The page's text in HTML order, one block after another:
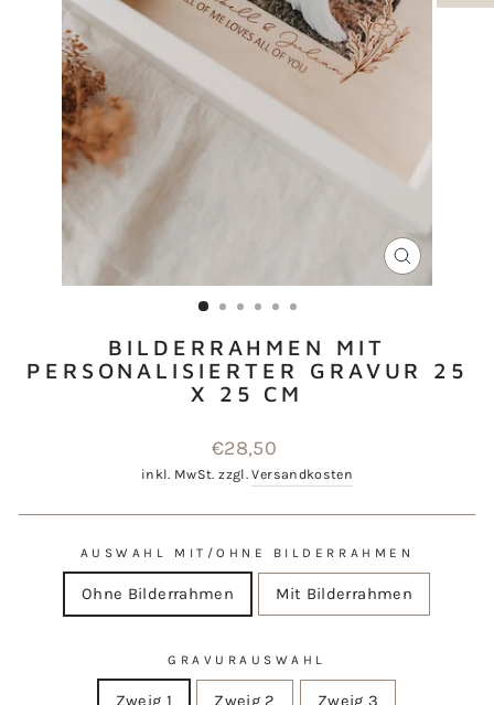
ESC)
BILDERRAHMEN MIT
PERSONALISIERTER GRAVUR 25
X 25 CM
Normaler
Preis
€28,50
inkl. MwSt. zzgl.Versandkosten
AUSWAHL MIT/OHNE BILDERRAHMEN
Ohne Bilderrahmen Mit Bilderrahmen
GRAVURAUSWAHL